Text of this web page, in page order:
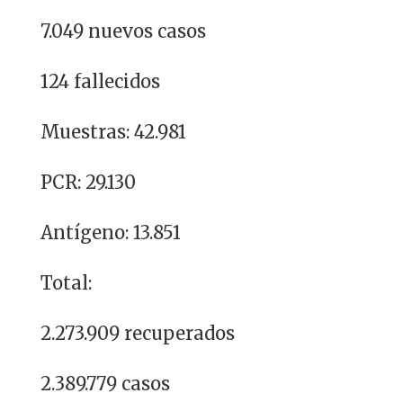
7.049 nuevos casos
124 fallecidos
Muestras: 42.981
PCR: 29.130
Antígeno: 13.851
Total:
2.273.909 recuperados
2.389.779 casos